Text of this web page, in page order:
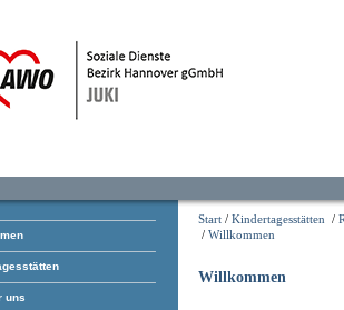
uns
Start / Kindertagesstätten /
/ Willkommen
Willkommen